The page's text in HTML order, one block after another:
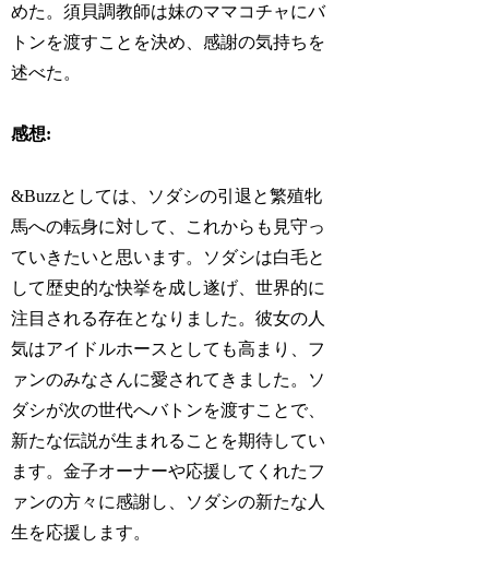
めた。須貝調教師は妹のママコチャにバ
トンを渡すことを決め、感謝の気持ちを
述べた。
感想:
&Buzzとしては、ソダシの引退と繁殖牝
馬への転身に対して、これからも見守っ
ていきたいと思います。ソダシは白毛と
して歴史的な快挙を成し遂げ、世界的に
注目される存在となりました。彼女の人
気はアイドルホースとしても高まり、フ
ァンのみなさんに愛されてきました。ソ
ダシが次の世代へバトンを渡すことで、
新たな伝説が生まれることを期待してい
ます。金子オーナーや応援してくれたフ
ァンの方々に感謝し、ソダシの新たな人
生を応援します。